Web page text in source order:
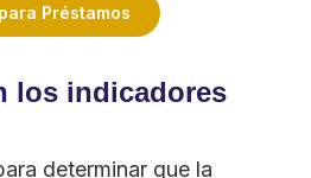
Préstamos
los indicadores
determinar que la